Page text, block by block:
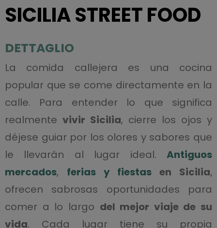
SICILIA STREET FOOD
DETTAGLIO
La comida callejera es una cocina
popular que se come directamente en la
calle. Para entender lo que significa
realmente vivir Sicilia, cierre los ojos y
déjese guiar por los olores y sabores que
le llevarán al lugar ideal.Antiguos
mercados, ferias y fiestasen Sicilia,
ofrecen sabrosas oportunidades para
comer a lo largo del mejor viaje de su
vida. Cada lugar tiene su propia